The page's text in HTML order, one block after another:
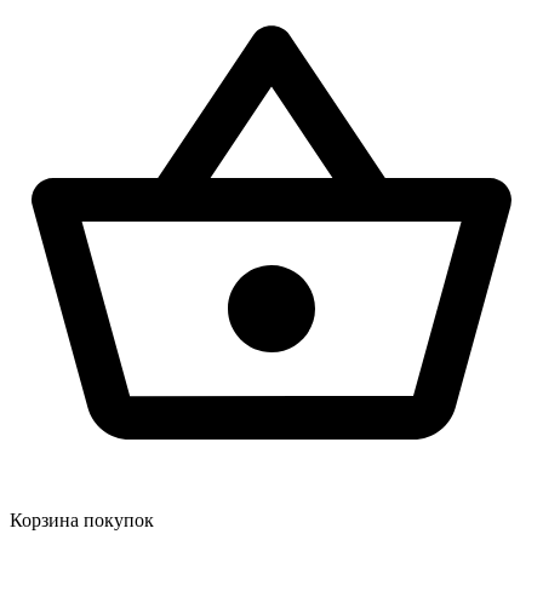
Корзина покупок